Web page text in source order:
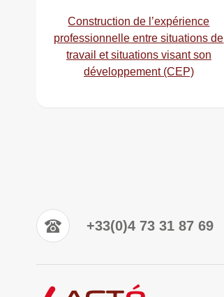
Construction de l’expérience
professionnelle entre situations de
travail et situations visant son
développement (CEP)
+33(0)4 73 31 87 69